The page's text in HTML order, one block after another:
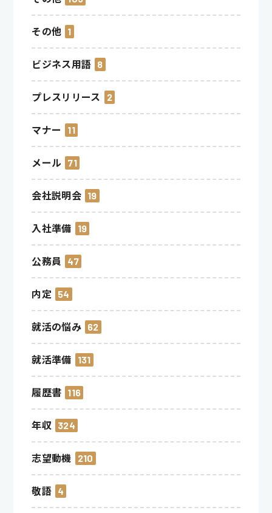
その他 1
ビジネス用語 8
プレスリリース 2
マナー 11
メール 71
会社説明会 19
入社準備 19
公務員 47
内定 54
就活の悩み 62
就活準備 131
履歴書 116
年収 324
志望動機 210
敬語 4